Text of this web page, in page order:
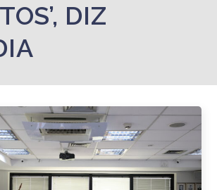
DIZ